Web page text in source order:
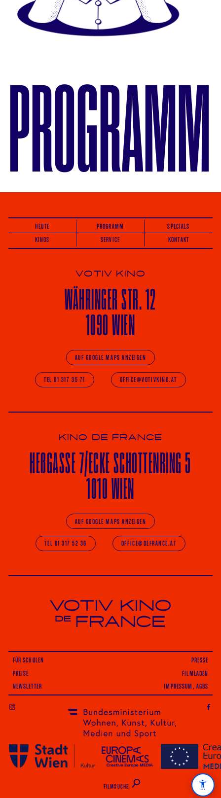
PROGRAMM
HEUTE PROGRAMM
SPECIALS
KINOS
SERVICE KONTAKT
VOTIV KINO
WÄHRINGERSTR. 12
1090 WIEN
AUF GOOGLE MAPS ANZEIGEN
TEL 01 317 35 71 OFFICE@VOTIVKINO.AT
KINO DE FRANCE
HEßGASSE 7/ECKESCHOTTENRING 5
1010 WIEN
AUF GOOGLE MAPS ANZEIGEN
TEL 01 317 52 36 OFFICE@DEFRANCE.AT
Votiv Kino und Kino De France in Wien
FÜR SCHULEN
PRESSE
PREISE
FILMLADEN
NEWSLETTER IMPRESSUM, AGBS
FILMSUCHE